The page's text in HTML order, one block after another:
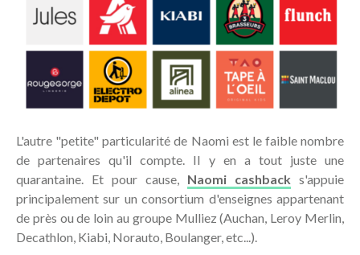
L'autre "petite" particularité de Naomi est le faible nombre
de partenaires qu'il compte. Il y en a tout juste une
quarantaine. Et pour cause, Naomi cashback s'appuie
principalement sur un consortium d'enseignes appartenant
de près ou de loin au groupe Mulliez (Auchan, Leroy Merlin,
Decathlon, Kiabi, Norauto, Boulanger, etc...).